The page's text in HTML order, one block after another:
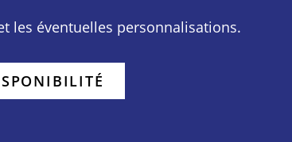
les éventuelles personnalisations.